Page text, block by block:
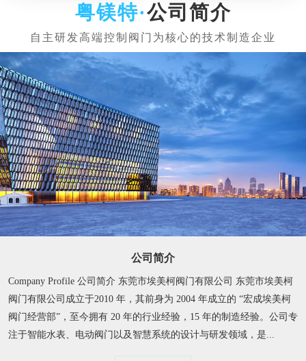
公司简介
公司简介
Company Profile 公司简介 东莞市埃美柯阀门有限公司 东莞市埃美柯
阀门有限公司成立于2010 年，其前身为 2004 年成立的 “宏成埃美柯
阀门经营部”，至今拥有 20 年的行业经验，15 年的制造经验。​ 公司专
注于智能水表、电动阀门以及智慧系统的设计与研发领域，是...